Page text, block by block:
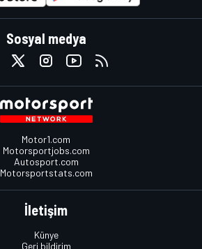
Sosyal medya
Motor1.com
Motorsportjobs.com
Autosport.com
Motorsportstats.com
İletişim
Künye
Geri bildirim